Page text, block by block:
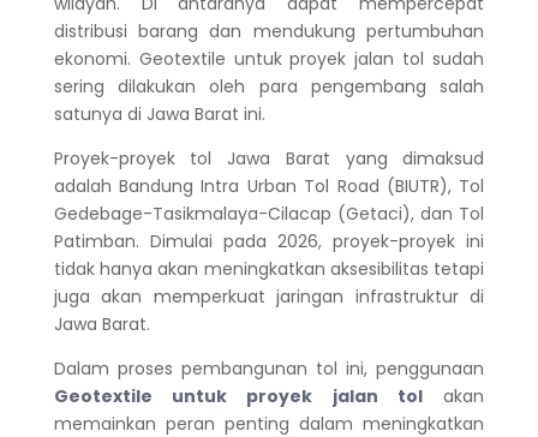
distribusi barang dan mendukung pertumbuhan
ekonomi. Geotextile untuk proyek jalan tol sudah
sering dilakukan oleh para pengembang salah
satunya di Jawa Barat ini.
Proyek-proyek tol Jawa Barat yang dimaksud
adalah Bandung Intra Urban Tol Road (BIUTR), Tol
Gedebage-Tasikmalaya-Cilacap (Getaci), dan Tol
Patimban. Dimulai pada 2026, proyek-proyek ini
tidak hanya akan meningkatkan aksesibilitas tetapi
juga akan memperkuat jaringan infrastruktur di
Jawa Barat.
Dalam proses pembangunan tol ini, penggunaan
Geotextile untuk proyek jalan tolakan
memainkan peran penting dalam meningkatkan